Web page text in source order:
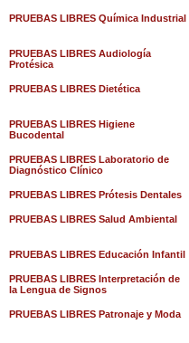
PRUEBAS LIBRES Química Industrial
PRUEBAS LIBRES Audiología
Protésica
PRUEBAS LIBRES Dietética
PRUEBAS LIBRES Higiene
Bucodental
PRUEBAS LIBRES Laboratorio de
Diagnóstico Clínico
PRUEBAS LIBRES Prótesis Dentales
PRUEBAS LIBRES Salud Ambiental
PRUEBAS LIBRES Educación Infantil
PRUEBAS LIBRES Interpretación de
la Lengua de Signos
PRUEBAS LIBRES Patronaje y Moda